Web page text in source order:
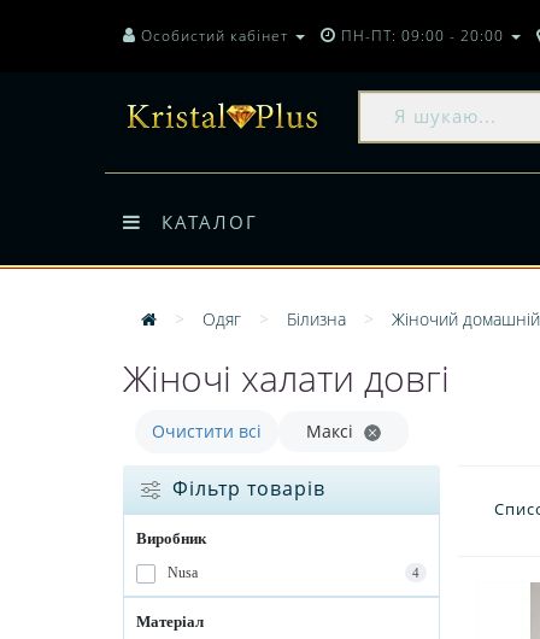
Особистий кабінет ПН-ПТ: 09:00 - 20:00
КАТАЛОГ
Одяг Білизна Жіночий
Жіночі халати довгі
Очистити всі Максі
Фільтр товарів
Виробник
Nusa 4
Матеріал